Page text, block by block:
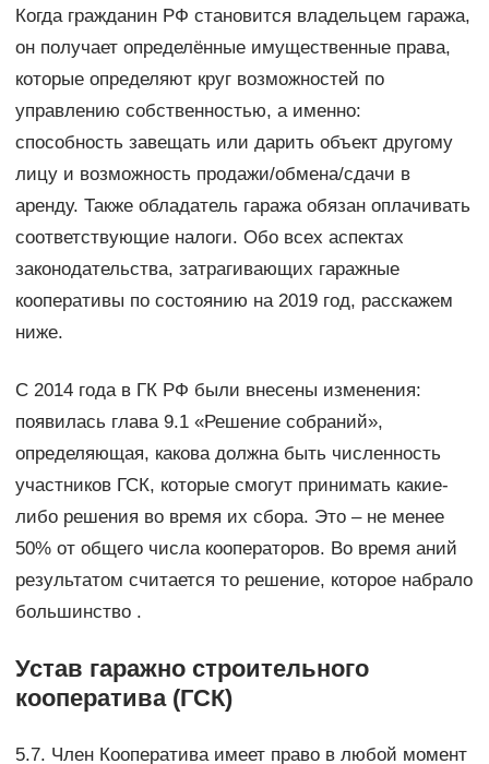
Когда гражданин РФ становится владельцем гаража,
он получает определённые имущественные права,
которые определяют круг возможностей по
управлению собственностью, а именно:
способность завещать или дарить объект другому
лицу и возможность продажи/обмена/сдачи в
аренду. Также обладатель гаража обязан оплачивать
соответствующие налоги. Обо всех аспектах
законодательства, затрагивающих гаражные
кооперативы по состоянию на 2019 год, расскажем
ниже.
С 2014 года в ГК РФ были внесены изменения:
появилась глава 9.1 «Решение собраний»,
определяющая, какова должна быть численность
участников ГСК, которые смогут принимать какие-
либо решения во время их сбора. Это – не менее
50% от общего числа кооператоров. Во время аний
результатом считается то решение, которое набрало
большинство .
Устав гаражно строительного
кооператива (ГСК)
5.7. Член Кооператива имеет право в любой момент